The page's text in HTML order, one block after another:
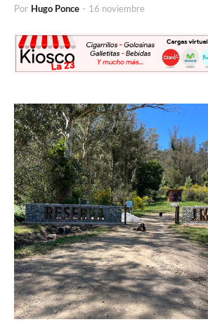
Por Hugo Ponce - 16 noviembre